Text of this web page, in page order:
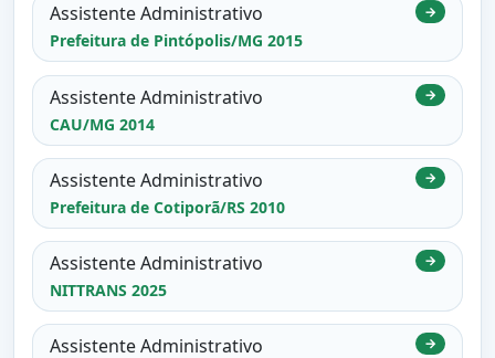
Assistente Administrativo
Prefeitura de Pintópolis/MG 2015
→
Assistente Administrativo
CAU/MG 2014
→
Assistente Administrativo
Prefeitura de Cotiporã/RS 2010
→
Assistente Administrativo
NITTRANS 2025
→
Assistente Administrativo →